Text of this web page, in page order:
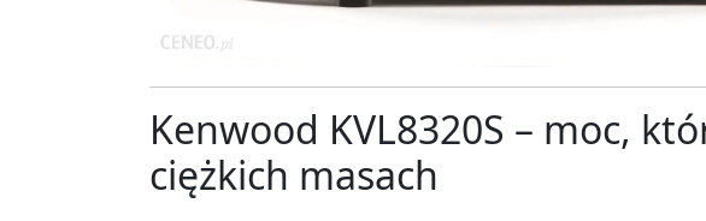
Kenwood KVL8320S – moc,
ciężkich masach